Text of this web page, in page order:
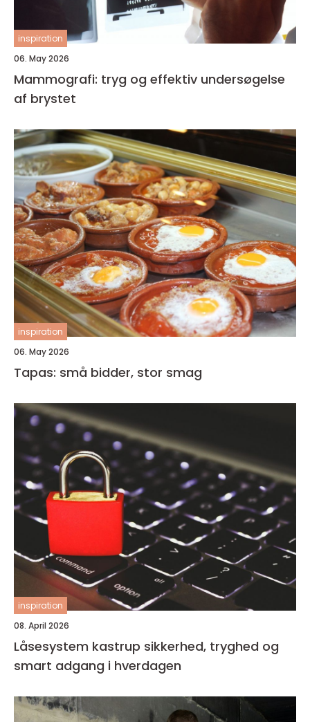
inspiration
06. May 2026
Mammografi: tryg og effektiv undersøgelse
af brystet
inspiration
06. May 2026
Tapas: små bidder, stor smag
inspiration
08. April 2026
Låsesystem kastrup sikkerhed, tryghed og
smart adgang i hverdagen